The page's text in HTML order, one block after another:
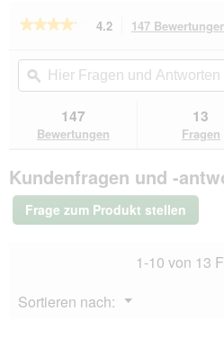
★★★★★
★★★★★
5
lesen
MOMENTS
Pazifikthunfisch
48x70
4.2 147
Hier
Fragen
und
Antworten
durchsuchen
ϙ
147
Bewertungen
13
Fragen
Kundenfragen und -
Frage zum Produkt stellen
1-10 von 13
Sortieren nach:
▼
Menü